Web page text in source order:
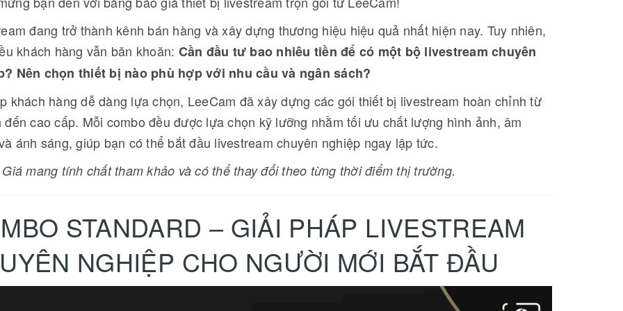
đang trở thành kênh bán hàng và xây dựng thương hiệu hiệu quả nhất hiện nay. Tuy nhiên,
khách hàng vẫn băn khoăn: Cần đầu tư bao nhiêu tiền để có một bộ livestream chuyên
Nên chọn thiết bị nào phù hợp với nhu cầu và ngân sách?
khách hàng dễ dàng lựa chọn, LeeCam đã xây dựng các gói thiết bị livestream hoàn chỉnh từ
đến cao cấp. Mỗi combo đều được lựa chọn kỹ lưỡng nhằm tối ưu chất lượng hình ảnh, âm
ánh sáng, giúp bạn có thể bắt đầu livestream chuyên nghiệp ngay lập tức.
mang tính chất tham khảo và có thể thay đổi theo từng thời điểm thị trường.
STANDARD – GIẢI PHÁP LIVESTREAM
NGHIỆP CHO NGƯỜI MỚI BẮT ĐẦU
(TikTok, Reels) bùng
hữu một chiếc micro chất
còn là lựa chọn, mà là
đây là bảng xếp hạng
đáng mua nhất trong
1. DJI Mic 3: "Nhà Vua"
đồn, "vị vua" mới của làng gimbal
smartphone – DJI Osmo Mobile 8P –
đã chính thức trình làng tại thị trường
nội địa và chuẩn bị có màn ra mắt
toàn cầu vào ngày 7/5/2026. Không
chỉ là một bản nâng cấp nhẹ, phiên
cuộc cách mạn...
[Đọc tiếp...]
đây, nhu cầu làm content tăng mạnh,
kéo theo một vấn đề rất rõ ràng: 👉
hình có thể chưa đẹp, nhưng âm
thanh tệ là fail ngay. Chính vì vậy, các
Mic Mini 2 đang trở thành lựa chọn
gần như bắt b...
[Đọc tiếp...]